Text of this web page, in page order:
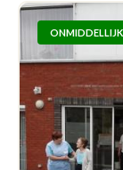
ONMIDDELLIJK